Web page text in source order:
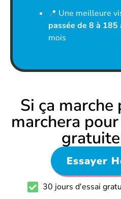
📍 Une meilleure
passée de 8 à 185
mois
Si ça marche
marchera
Essayer
30 jours d'essai